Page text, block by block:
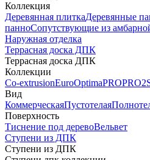
Коллекция
Деревянная плиткаДеревянные
панноСопутствующие из
Наружная отделка
Террасная доска ДПК
Террасная доска ДПК
Коллекции
Co-extrusionEuroOptimaPROPRO2
Вид
КоммерческаяПустотелая
Поверхность
Тиснение под деревоВельвет
Ступени из ДПК
Ступени из ДПК